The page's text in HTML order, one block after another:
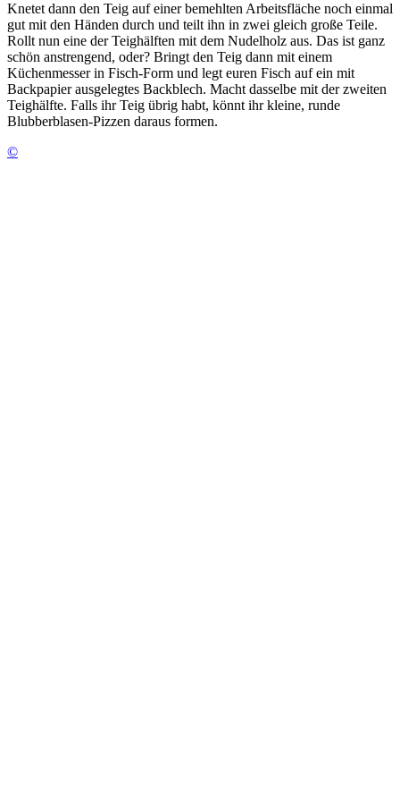
Knetet dann den Teig auf einer bemehlten Arbeitsfläche noch einmal
gut mit den Händen durch und teilt ihn in zwei gleich große Teile.
Rollt nun eine der Teighälften mit dem Nudelholz aus. Das ist ganz
schön anstrengend, oder? Bringt den Teig dann mit einem
Küchenmesser in Fisch-Form und legt euren Fisch auf ein mit
Backpapier ausgelegtes Backblech. Macht dasselbe mit der zweiten
Teighälfte. Falls ihr Teig übrig habt, könnt ihr kleine, runde
Blubberblasen-Pizzen daraus formen.
©